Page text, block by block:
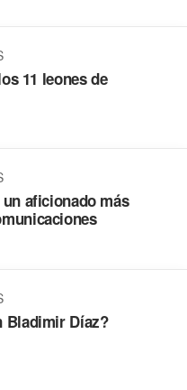
11 leones de
aficionado más
Bladimir Díaz?